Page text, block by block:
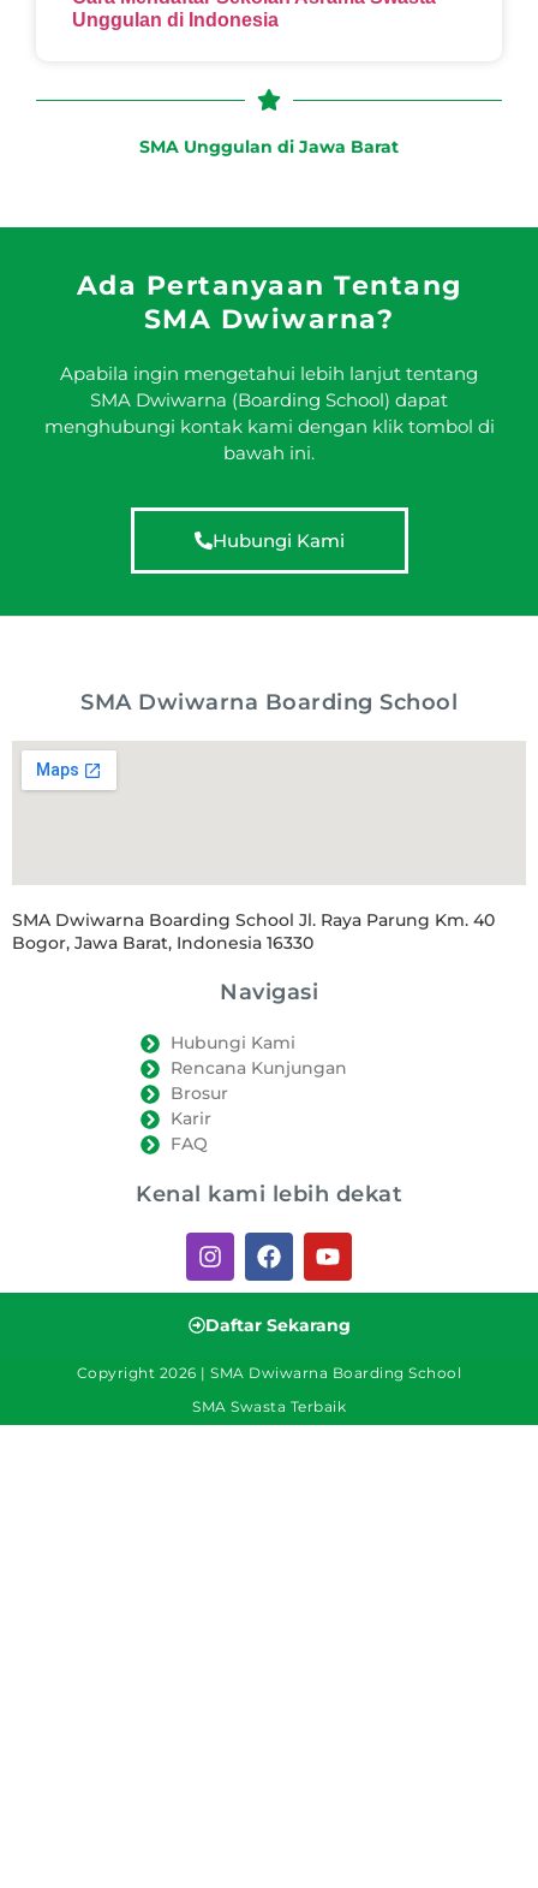
Unggulan di Indonesia
SMA Unggulan di Jawa Barat
Ada Pertanyaan Tentang
SMA Dwiwarna?
Apabila ingin mengetahui lebih lanjut tentang
SMA Dwiwarna (Boarding School) dapat
menghubungi kontak kami dengan klik tombol di
bawah ini.
Hubungi Kami
SMA Dwiwarna Boarding School
SMA Dwiwarna Boarding School Jl. Raya Parung Km. 40
Bogor, Jawa Barat, Indonesia 16330
Navigasi
Hubungi Kami
Rencana Kunjungan
Brosur
Karir
FAQ
Kenal kami lebih dekat
Daftar Sekarang
Copyright 2026 | SMA Dwiwarna Boarding School
SMA Swasta Terbaik